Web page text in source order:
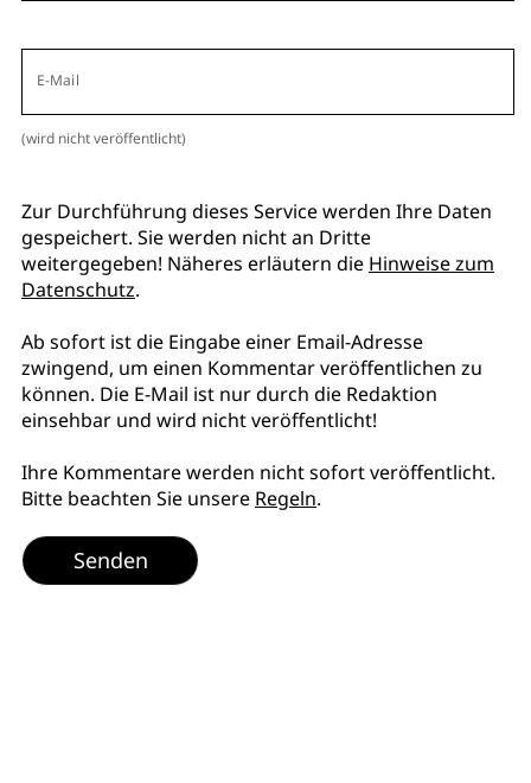
E-Mail
(wird nicht veröffentlicht)
Zur Durchführung dieses Service werden Ihre Daten
gespeichert. Sie werden nicht an Dritte
weitergegeben! Näheres erläutern die Hinweise zum
Datenschutz.
Ab sofort ist die Eingabe einer Email-Adresse
zwingend, um einen Kommentar veröffentlichen zu
können. Die E-Mail ist nur durch die Redaktion
einsehbar und wird nicht veröffentlicht!
Ihre Kommentare werden nicht sofort veröffentlicht.
Bitte beachten Sie unsere Regeln.
Senden